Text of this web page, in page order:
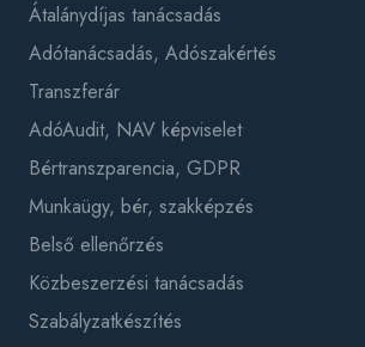
Átalánydíjas tanácsadás
Adótanácsadás, Adószakértés
Transzferár
AdóAudit, NAV képviselet
Bértranszparencia, GDPR
Munkaügy, bér, szakképzés
Belső ellenőrzés
Közbeszerzési tanácsadás
Szabályzatkészítés